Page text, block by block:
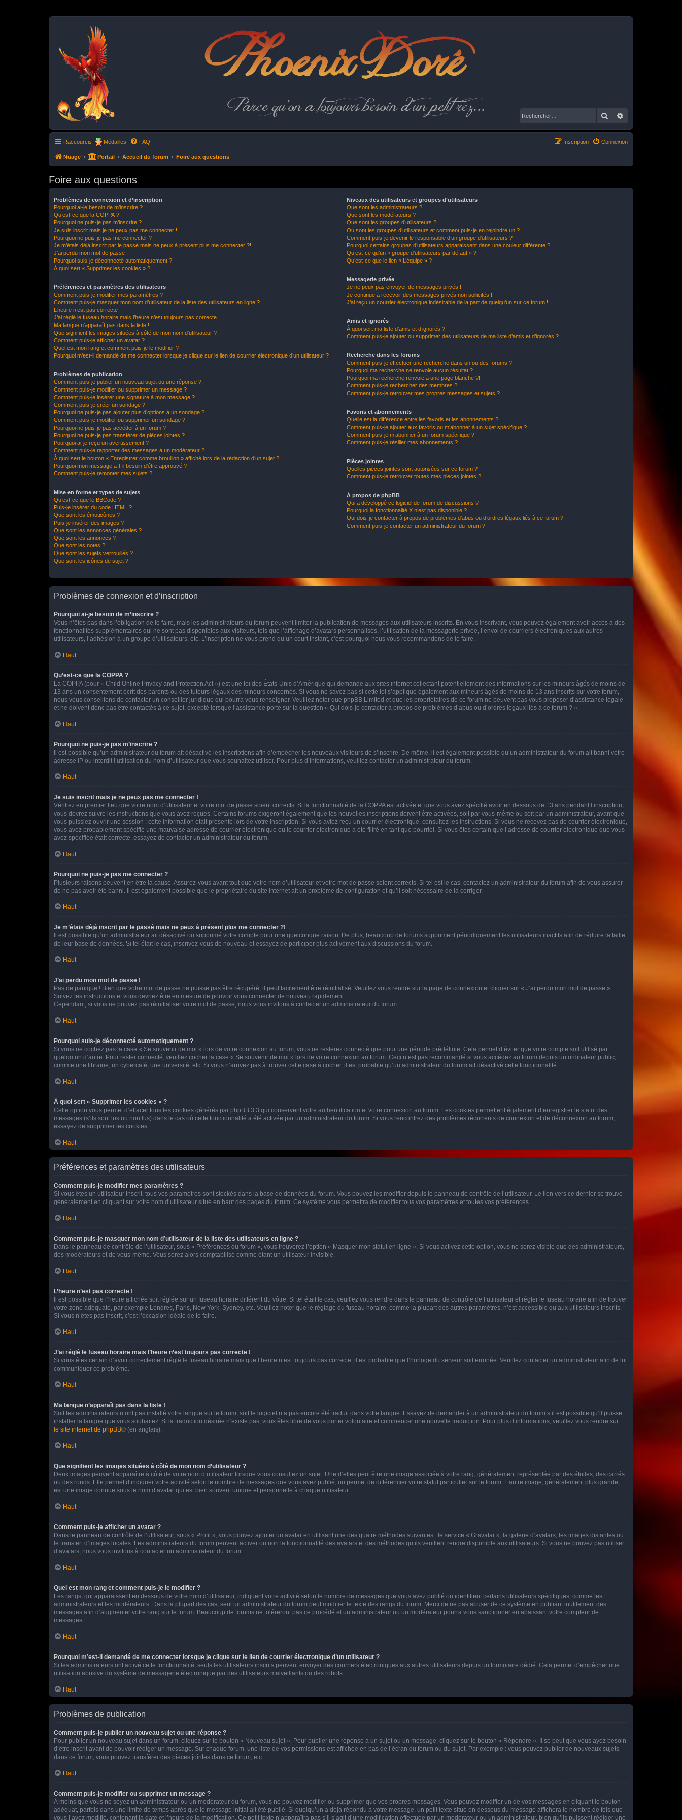
Phoenix Doré
Parce qu'on a toujours besoin d'un petit rez... Rechercher
Raccourcis Médailles FAQ Connexion
Inscription
Nuage Portail Accueil du forum Foire aux questions
Foire aux questions
Problèmes de connexion et d’inscription
Pourquoi ai-je besoin de m’inscrire ?
Qu’est-ce que la COPPA ?
Pourquoi ne puis-je pas m’inscrire ?
Je suis inscrit mais je ne peux pas me connecter !
Pourquoi ne puis-je pas me connecter ?
Je m’étais déjà inscrit par le passé mais ne peux à présent plus me connecter ?!
J’ai perdu mon mot de passe !
Pourquoi suis-je déconnecté automatiquement ?
À quoi sert « Supprimer les cookies » ?
Préférences et paramètres des utilisateurs
Comment puis-je modifier mes paramètres ?
Comment puis-je masquer mon nom d’utilisateur de la liste des utilisateurs en ligne ?
L’heure n’est pas correcte !
J’ai réglé le fuseau horaire mais l’heure n’est toujours pas correcte !
Ma langue n’apparaît pas dans la liste !
Que signifient les images situées à côté de mon nom d’utilisateur ?
Comment puis-je afficher un avatar ?
Quel est mon rang et comment puis-je le modifier ?
Pourquoi m’est-il demandé de me connecter lorsque je clique sur le lien de courrier électronique d’un utilisateur ?
Problèmes de publication
Comment puis-je publier un nouveau sujet ou une réponse ?
Comment puis-je modifier ou supprimer un message ?
Comment puis-je insérer une signature à mon message ?
Comment puis-je créer un sondage ?
Pourquoi ne puis-je pas ajouter plus d’options à un sondage ?
Comment puis-je modifier ou supprimer un sondage ?
Pourquoi ne puis-je pas accéder à un forum ?
Pourquoi ne puis-je pas transférer de pièces jointes ?
Pourquoi ai-je reçu un avertissement ?
Comment puis-je rapporter des messages à un modérateur ?
À quoi sert le bouton « Enregistrer comme brouillon » affiché lors de la rédaction d’un sujet ?
Pourquoi mon message a-t-il besoin d’être approuvé ?
Comment puis-je remonter mes sujets ?
Mise en forme et types de sujets
Qu’est-ce que le BBCode ?
Puis-je insérer du code HTML ?
Que sont les émoticônes ?
Puis-je insérer des images ?
Que sont les annonces générales ?
Que sont les annonces ?
Que sont les notes ?
Que sont les sujets verrouillés ?
Que sont les icônes de sujet ?
Niveaux des utilisateurs et groupes d’utilisateurs
Que sont les administrateurs ?
Que sont les modérateurs ?
Que sont les groupes d’utilisateurs ?
Où sont les groupes d’utilisateurs et comment puis-je en rejoindre un ?
Comment puis-je devenir le responsable d’un groupe d’utilisateurs ?
Pourquoi certains groupes d’utilisateurs apparaissent dans une couleur différente ?
Qu’est-ce qu’un « groupe d’utilisateurs par défaut » ?
Qu’est-ce que le lien « L’équipe » ?
Messagerie privée
Je ne peux pas envoyer de messages privés !
Je continue à recevoir des messages privés non sollicités !
J’ai reçu un courrier électronique indésirable de la part de quelqu’un sur ce forum !
Amis et ignorés
À quoi sert ma liste d’amis et d’ignorés ?
Comment puis-je ajouter ou supprimer des utilisateurs de ma liste d’amis et d’ignorés ?
Recherche dans les forums
Comment puis-je effectuer une recherche dans un ou des forums ?
Pourquoi ma recherche ne renvoie aucun résultat ?
Pourquoi ma recherche renvoie à une page blanche ?!
Comment puis-je rechercher des membres ?
Comment puis-je retrouver mes propres messages et sujets ?
Favoris et abonnements
Quelle est la différence entre les favoris et les abonnements ?
Comment puis-je ajouter aux favoris ou m’abonner à un sujet spécifique ?
Comment puis-je m’abonner à un forum spécifique ?
Comment puis-je résilier mes abonnements ?
Pièces jointes
Quelles pièces jointes sont autorisées sur ce forum ?
Comment puis-je retrouver toutes mes pièces jointes ?
À propos de phpBB
Qui a développé ce logiciel de forum de discussions ?
Pourquoi la fonctionnalité X n’est pas disponible ?
Qui dois-je contacter à propos de problèmes d’abus ou d’ordres légaux liés à ce forum ?
Comment puis-je contacter un administrateur du forum ?
Problèmes de connexion et d’inscription
Pourquoi ai-je besoin de m’inscrire ?
Vous n’êtes pas dans l’obligation de le faire, mais les administrateurs du forum peuvent limiter la publication de messages aux utilisateurs inscrits. En vous inscrivant, vous pouvez également avoir accès à des
fonctionnalités supplémentaires qui ne sont pas disponibles aux visiteurs, tels que l’affichage d’avatars personnalisés, l’utilisation de la messagerie privée, l’envoi de courriers électroniques aux autres
utilisateurs, l’adhésion à un groupe d’utilisateurs, etc. L’inscription ne vous prend qu’un court instant, c’est pourquoi nous vous recommandons de le faire.
Haut
Qu’est-ce que la COPPA ?
La COPPA (pour « Child Online Privacy and Protection Act ») est une loi des États-Unis d’Amérique qui demande aux sites internet collectant potentiellement des informations sur les mineurs âgés de moins de
13 ans un consentement écrit des parents ou des tuteurs légaux des mineurs concernés. Si vous ne savez pas si cette loi s’applique également aux mineurs âgés de moins de 13 ans inscrits sur votre forum,
nous vous conseillons de contacter un conseiller juridique qui pourra vous renseigner. Veuillez noter que phpBB Limited et que les propriétaires de ce forum ne peuvent pas vous proposer d’assistance légale
et ne doivent donc pas être contactés à ce sujet, excepté lorsque l’assistance porte sur la question « Qui dois-je contacter à propos de problèmes d’abus ou d’ordres légaux liés à ce forum ? ».
Haut
Pourquoi ne puis-je pas m’inscrire ?
Il est possible qu’un administrateur du forum ait désactivé les inscriptions afin d’empêcher les nouveaux visiteurs de s’inscrire. De même, il est également possible qu’un administrateur du forum ait banni votre
adresse IP ou interdit l’utilisation du nom d’utilisateur que vous souhaitez utiliser. Pour plus d’informations, veuillez contacter un administrateur du forum.
Haut
Je suis inscrit mais je ne peux pas me connecter !
Vérifiez en premier lieu que votre nom d’utilisateur et votre mot de passe soient corrects. Si la fonctionnalité de la COPPA est activée et que vous avez spécifié avoir en dessous de 13 ans pendant l’inscription,
vous devrez suivre les instructions que vous avez reçues. Certains forums exigeront également que les nouvelles inscriptions doivent être activées, soit par vous-même ou soit par un administrateur, avant que
vous puissiez ouvrir une session ; cette information était présente lors de votre inscription. Si vous aviez reçu un courrier électronique, consultez les instructions. Si vous ne recevez pas de courrier électronique,
vous avez probablement spécifié une mauvaise adresse de courrier électronique ou le courrier électronique a été filtré en tant que pourriel. Si vous êtes certain que l’adresse de courrier électronique que vous
avez spécifiée était correcte, essayez de contacter un administrateur du forum.
Haut
Pourquoi ne puis-je pas me connecter ?
Plusieurs raisons peuvent en être la cause. Assurez-vous avant tout que votre nom d’utilisateur et votre mot de passe soient corrects. Si tel est le cas, contactez un administrateur du forum afin de vous assurer
de ne pas avoir été banni. Il est également possible que le propriétaire du site internet ait un problème de configuration et qu’il soit nécessaire de la corriger.
Haut
Je m’étais déjà inscrit par le passé mais ne peux à présent plus me connecter ?!
Il est possible qu’un administrateur ait désactivé ou supprimé votre compte pour une quelconque raison. De plus, beaucoup de forums suppriment périodiquement les utilisateurs inactifs afin de réduire la taille
de leur base de données. Si tel était le cas, inscrivez-vous de nouveau et essayez de participer plus activement aux discussions du forum.
Haut
J’ai perdu mon mot de passe !
Pas de panique ! Bien que votre mot de passe ne puisse pas être récupéré, il peut facilement être réinitialisé. Veuillez vous rendre sur la page de connexion et cliquer sur « J’ai perdu mon mot de passe ».
Suivez les instructions et vous devriez être en mesure de pouvoir vous connecter de nouveau rapidement.
Cependant, si vous ne pouvez pas réinitialiser votre mot de passe, nous vous invitons à contacter un administrateur du forum.
Haut
Pourquoi suis-je déconnecté automatiquement ?
Si vous ne cochez pas la case « Se souvenir de moi » lors de votre connexion au forum, vous ne resterez connecté que pour une période prédéfinie. Cela permet d’éviter que votre compte soit utilisé par
quelqu’un d’autre. Pour rester connecté, veuillez cocher la case « Se souvenir de moi » lors de votre connexion au forum. Ceci n’est pas recommandé si vous accédez au forum depuis un ordinateur public,
comme une librairie, un cybercafé, une université, etc. Si vous n’arrivez pas à trouver cette case à cocher, il est probable qu’un administrateur du forum ait désactivé cette fonctionnalité.
Haut
À quoi sert « Supprimer les cookies » ?
Cette option vous permet d’effacer tous les cookies générés par phpBB 3.3 qui conservent votre authentification et votre connexion au forum. Les cookies permettent également d’enregistrer le statut des
messages (s’ils sont lus ou non lus) dans le cas où cette fonctionnalité a été activée par un administrateur du forum. Si vous rencontrez des problèmes récurrents de connexion et de déconnexion au forum,
essayez de supprimer les cookies.
Haut
Préférences et paramètres des utilisateurs
Comment puis-je modifier mes paramètres ?
Si vous êtes un utilisateur inscrit, tous vos paramètres sont stockés dans la base de données du forum. Vous pouvez les modifier depuis le panneau de contrôle de l’utilisateur. Le lien vers ce dernier se trouve
généralement en cliquant sur votre nom d’utilisateur situé en haut des pages du forum. Ce système vous permettra de modifier tous vos paramètres et toutes vos préférences.
Haut
Comment puis-je masquer mon nom d’utilisateur de la liste des utilisateurs en ligne ?
Dans le panneau de contrôle de l’utilisateur, sous « Préférences du forum », vous trouverez l’option « Masquer mon statut en ligne ». Si vous activez cette option, vous ne serez visible que des administrateurs,
des modérateurs et de vous-même. Vous serez alors comptabilisé comme étant un utilisateur invisible.
Haut
L’heure n’est pas correcte !
Il est possible que l’heure affichée soit réglée sur un fuseau horaire différent du vôtre. Si tel était le cas, veuillez vous rendre dans le panneau de contrôle de l’utilisateur et régler le fuseau horaire afin de trouver
votre zone adéquate, par exemple Londres, Paris, New York, Sydney, etc. Veuillez noter que le réglage du fuseau horaire, comme la plupart des autres paramètres, n’est accessible qu’aux utilisateurs inscrits.
Si vous n’êtes pas inscrit, c’est l’occasion idéale de le faire.
Haut
J’ai réglé le fuseau horaire mais l’heure n’est toujours pas correcte !
Si vous êtes certain d’avoir correctement réglé le fuseau horaire mais que l’heure n’est toujours pas correcte, il est probable que l’horloge du serveur soit erronée. Veuillez contacter un administrateur afin de lui
communiquer ce problème.
Haut
Ma langue n’apparaît pas dans la liste !
Soit les administrateurs n’ont pas installé votre langue sur le forum, soit le logiciel n’a pas encore été traduit dans votre langue. Essayez de demander à un administrateur du forum s’il est possible qu’il puisse
installer la langue que vous souhaitez. Si la traduction désirée n’existe pas, vous êtes libre de vous porter volontaire et commencer une nouvelle traduction. Pour plus d’informations, veuillez vous rendre sur
le site internet de phpBB® (en anglais).
Haut
Que signifient les images situées à côté de mon nom d’utilisateur ?
Deux images peuvent apparaître à côté de votre nom d’utilisateur lorsque vous consultez un sujet. Une d’elles peut être une image associée à votre rang, généralement représentée par des étoiles, des carrés
ou des ronds. Elle permet d’indiquer votre activité selon le nombre de messages que vous avez publié, ou permet de différencier votre statut particulier sur le forum. L’autre image, généralement plus grande,
est une image connue sous le nom d’avatar qui est bien souvent unique et personnelle à chaque utilisateur.
Haut
Comment puis-je afficher un avatar ?
Dans le panneau de contrôle de l’utilisateur, sous « Profil », vous pouvez ajouter un avatar en utilisant une des quatre méthodes suivantes : le service « Gravatar », la galerie d’avatars, les images distantes ou
le transfert d’images locales. Les administrateurs du forum peuvent activer ou non la fonctionnalité des avatars et des méthodes qu’ils veuillent rendre disponible aux utilisateurs. Si vous ne pouvez pas utiliser
d’avatars, nous vous invitons à contacter un administrateur du forum.
Haut
Quel est mon rang et comment puis-je le modifier ?
Les rangs, qui apparaissent en dessous de votre nom d’utilisateur, indiquent votre activité selon le nombre de messages que vous avez publié ou identifient certains utilisateurs spécifiques, comme les
administrateurs et les modérateurs. Dans la plupart des cas, seul un administrateur du forum peut modifier le texte des rangs du forum. Merci de ne pas abuser de ce système en publiant inutilement des
messages afin d’augmenter votre rang sur le forum. Beaucoup de forums ne toléreront pas ce procédé et un administrateur ou un modérateur pourra vous sanctionner en abaissant votre compteur de
messages.
Haut
Pourquoi m’est-il demandé de me connecter lorsque je clique sur le lien de courrier électronique d’un utilisateur ?
Si les administrateurs ont activé cette fonctionnalité, seuls les utilisateurs inscrits peuvent envoyer des courriers électroniques aux autres utilisateurs depuis un formulaire dédié. Cela permet d’empêcher une
utilisation abusive du système de messagerie électronique par des utilisateurs malveillants ou des robots.
Haut
Problèmes de publication
Comment puis-je publier un nouveau sujet ou une réponse ?
Pour publier un nouveau sujet dans un forum, cliquez sur le bouton « Nouveau sujet ». Pour publier une réponse à un sujet ou un message, cliquez sur le bouton « Répondre ». Il se peut que vous ayez besoin
d’être inscrit avant de pouvoir rédiger un message. Sur chaque forum, une liste de vos permissions est affichée en bas de l’écran du forum ou du sujet. Par exemple : vous pouvez publier de nouveaux sujets
dans ce forum, vous pouvez transférer des pièces jointes dans ce forum, etc.
Haut
Comment puis-je modifier ou supprimer un message ?
À moins que vous ne soyez un administrateur ou un modérateur du forum, vous ne pouvez modifier ou supprimer que vos propres messages. Vous pouvez modifier un de vos messages en cliquant le bouton
adéquat, parfois dans une limite de temps après que le message initial ait été publié. Si quelqu’un a déjà répondu à votre message, un petit texte situé en dessous du message affichera le nombre de fois que
vous l’avez modifié, contenant la date et l’heure de la modification. Ce petit texte n’apparaîtra pas s’il s’agit d’une modification effectuée par un modérateur ou un administrateur, bien qu’ils puissent rédiger une